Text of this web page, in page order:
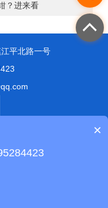
？进来看
平北路一号
号
×